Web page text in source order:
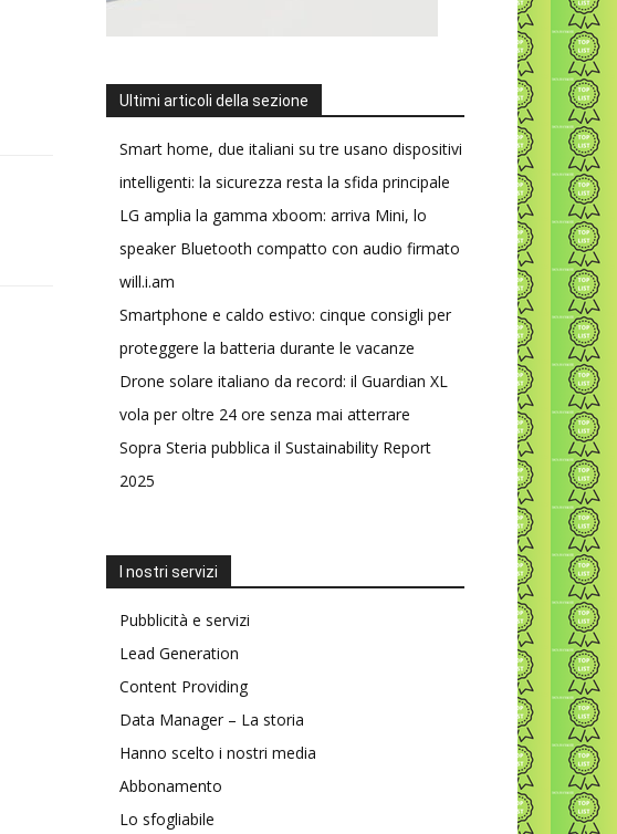
Ultimi articoli della sezione
Smart home, due italiani su tre usano dispositivi
intelligenti: la sicurezza resta la sfida principale
LG amplia la gamma xboom: arriva Mini, lo
speaker Bluetooth compatto con audio firmato
will.i.am
Smartphone e caldo estivo: cinque consigli per
proteggere la batteria durante le vacanze
Drone solare italiano da record: il Guardian XL
vola per oltre 24 ore senza mai atterrare
Sopra Steria pubblica il Sustainability Report
2025
I nostri servizi
Pubblicità e servizi
Lead Generation
Content Providing
Data Manager – La storia
Hanno scelto i nostri media
Abbonamento
Lo sfogliabile